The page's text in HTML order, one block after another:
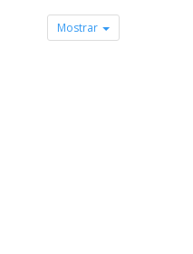
Mostrar